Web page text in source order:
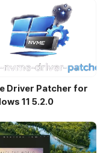
Driver Patcher for
11 5.2.0